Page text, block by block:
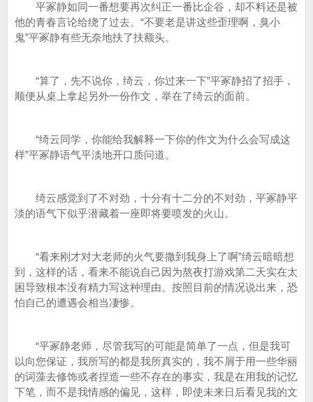
平冢静如同一番想要再次纠正一番比企谷，却不料还是被
他的青春言论给绕了过去。“不要老是讲这些歪理啊，臭小
鬼”平冢静有些无奈地扶了扶额头。
“算了，先不说你，绮云，你过来一下”平冢静招了招手，
顺便从桌上拿起另外一份作文，举在了绮云的面前。
“绮云同学，你能给我解释一下你的作文为什么会写成这
样”平冢静语气平淡地开口质问道。
绮云感觉到了不对劲，十分有十二分的不对劲，平冢静平
淡的语气下似乎潜藏着一座即将要喷发的火山。
“看来刚才对大老师的火气要撒到我身上了啊”绮云暗暗想
到，这样的话，看来不能说自己因为熬夜打游戏第二天实在太
困导致根本没有精力写这种理由。按照目前的情况说出来，恐
怕自己的遭遇会相当凄惨。
“平冢静老师，尽管我写的可能是简单了一点，但是我可
以向您保证，我所写的都是我所真实的，我不屑于用一些华丽
的词藻去修饰或者捏造一些不存在的事实，我是在用我的记忆
下笔，而不是我情感的偏见，这样，即使未来日后看见我的文